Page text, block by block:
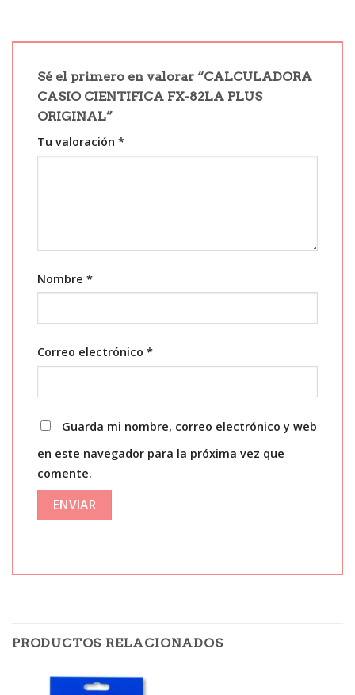
Sé el primero en valorar “CALCULADORA
CASIO CIENTIFICA FX-82LA PLUS
ORIGINAL”
Tu valoración *
Nombre *
Correo electrónico *
Guarda mi nombre, correo electrónico y web
en este navegador para la próxima vez que
comente.
PRODUCTOS RELACIONADOS